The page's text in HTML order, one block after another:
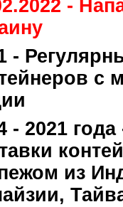
-
-
с
- 2021
из